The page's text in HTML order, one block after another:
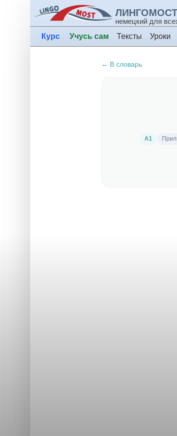
ЛИНГОМОСТ
немецкий для
Курс Учусь сам Тексты Уроки
← В словарь
A1